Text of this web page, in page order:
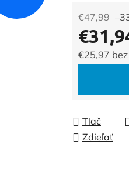
hviezdičiek.
€47,99
€25,97 bez
Tlač
Zdieľať